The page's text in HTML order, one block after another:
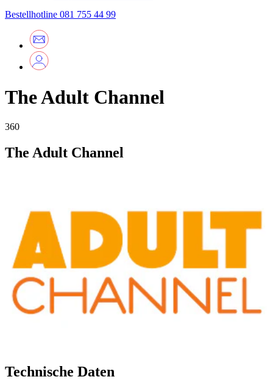
Bestellhotline 081 755 44 99
The Adult Channel
360
The Adult Channel
Technische Daten